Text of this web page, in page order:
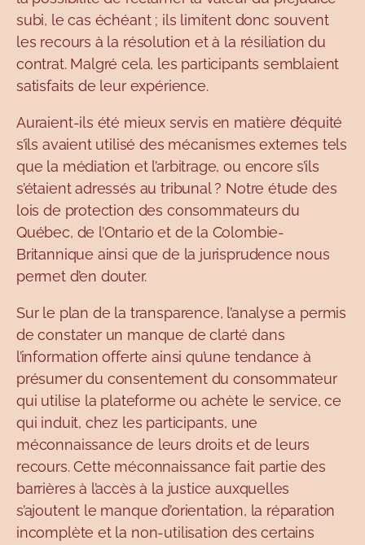
subi, le cas échéant ; ils limitent donc souvent
les recours à la résolution et à la résiliation du
contrat. Malgré cela, les participants semblaient
satisfaits de leur expérience.
Auraient-ils été mieux servis en matière d’équité
s’ils avaient utilisé des mécanismes externes tels
que la médiation et l’arbitrage, ou encore s’ils
s’étaient adressés au tribunal ? Notre étude des
lois de protection des consommateurs du
Québec, de l’Ontario et de la Colombie-
Britannique ainsi que de la jurisprudence nous
permet d’en douter.
Sur le plan de la transparence, l’analyse a permis
de constater un manque de clarté dans
l’information offerte ainsi qu’une tendance à
présumer du consentement du consommateur
qui utilise la plateforme ou achète le service, ce
qui induit, chez les participants, une
méconnaissance de leurs droits et de leurs
recours. Cette méconnaissance fait partie des
barrières à l’accès à la justice auxquelles
s’ajoutent le manque d’orientation, la réparation
incomplète et la non-utilisation des certains